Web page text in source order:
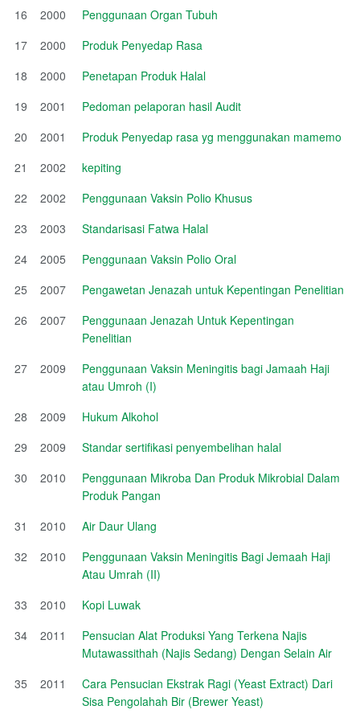
16
2000
Penggunaan Organ Tubuh
17
2000
Produk Penyedap Rasa
18
2000
Penetapan Produk Halal
19
2001
Pedoman pelaporan hasil Audit
20
2001
Produk Penyedap rasa yg menggunakan mamemo
21
2002
kepiting
22
2002
Penggunaan Vaksin Polio Khusus
23
2003
Standarisasi Fatwa Halal
24
2005
Penggunaan Vaksin Polio Oral
25
2007
Pengawetan Jenazah untuk Kepentingan Penelitian
26
2007
Penggunaan Jenazah Untuk Kepentingan
Penelitian
27
2009
Penggunaan Vaksin Meningitis bagi Jamaah Haji
atau Umroh (I)
28
2009
Hukum Alkohol
29
2009
Standar sertifikasi penyembelihan halal
30
2010
Penggunaan Mikroba Dan Produk Mikrobial Dalam
Produk Pangan
31
2010
Air Daur Ulang
32
2010
Penggunaan Vaksin Meningitis Bagi Jemaah Haji
Atau Umrah (II)
33
2010
Kopi Luwak
34
2011
Pensucian Alat Produksi Yang Terkena Najis
Mutawassithah (Najis Sedang) Dengan Selain Air
35
2011
Cara Pensucian Ekstrak Ragi (Yeast Extract) Dari
Sisa Pengolahah Bir (Brewer Yeast)